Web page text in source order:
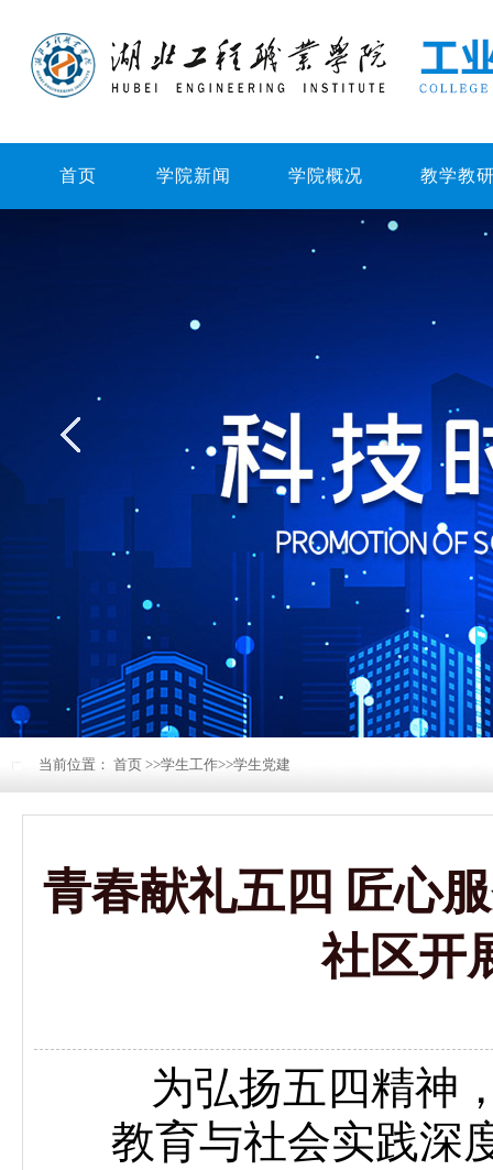
首页 学院新闻 学院概况 教学教
当前位置： 首页 >>学生工作>>学生党建
青春献礼五四 匠心
社区开
为弘扬五四精神
教育与社会实践深